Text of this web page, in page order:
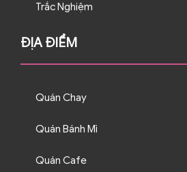
Trắc Nghiệm
ĐỊA ĐIỂM
Quán Chay
Quán Bánh Mì
Quán Cafe